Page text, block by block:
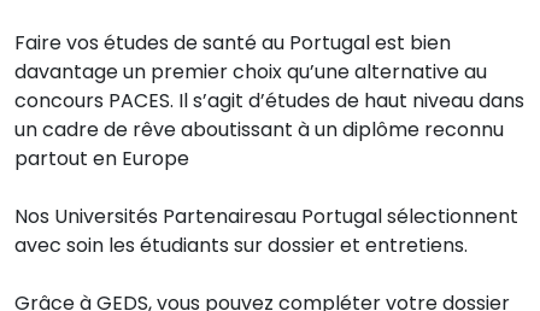
Faire vos études de santé au Portugal est bien
davantage un premier choix qu’une alternative au
concours PACES. Il s’agit d’études de haut niveau dans
un cadre de rêve aboutissant à un diplôme reconnu
partout en Europe
Nos Universités Partenairesau Portugal sélectionnent
avec soin les étudiants sur dossier et entretiens.
Grâce à GEDS, vous pouvez compléter votre dossier